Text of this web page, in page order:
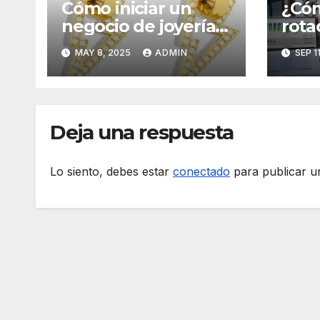
Cómo iniciar un
negocio de joyería
desde casa con
joyas por mayor
MAY 8, 2025 ADMIN
deSEP
Deja una respuesta
Lo siento, debes estar conectado para publicar